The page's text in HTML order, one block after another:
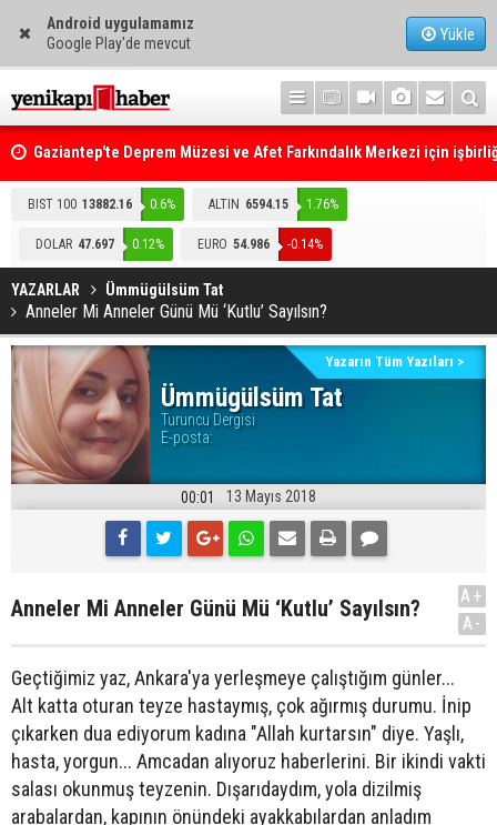
Android uygulamamız
Google Play'de mevcut
Yükle
Gaziantep'te Deprem Müzesi ve Afet Farkındalık Merkezi için
protokolü imzalandı
Resmi Gazete'de Bugün
BIST 100 13882.16 0.6% ALTIN 6594.15 1.76%
DOLAR 47.697 0.12% EURO 54.986 -0.14%
YAZARLAR Ümmügülsüm Tat
Anneler Mi Anneler Günü Mü ‘Kutlu’ Sayılsın?
Ümmügülsüm Tat
Turuncu Dergisi
E-posta:
Yazarın Tüm Yazıları >
00:01 13 Mayıs 2018
Anneler Mi Anneler Günü Mü ‘Kutlu’ Sayılsın?
A+
A-
Geçtiğimiz yaz, Ankara'ya yerleşmeye çalıştığım günler...
Alt katta oturan teyze hastaymış, çok ağırmış durumu. İnip
çıkarken dua ediyorum kadına "Allah kurtarsın" diye. Yaşlı,
hasta, yorgun... Amcadan alıyoruz haberlerini. Bir ikindi vakti
salası okunmuş teyzenin. Dışarıdaydım, yola dizilmiş
arabalardan, kapının önündeki ayakkabılardan anladım